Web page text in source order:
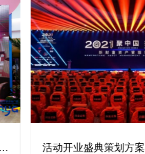
活动开业盛典策划方案究竟